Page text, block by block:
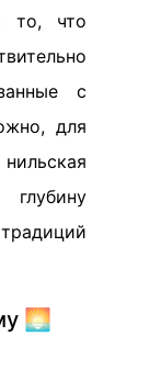
то, что
с
для
🌅